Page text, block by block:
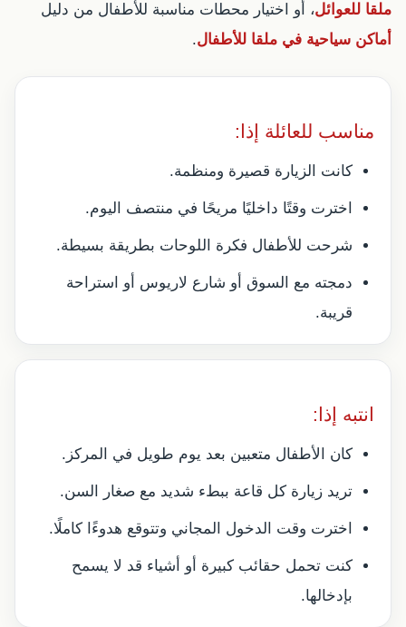
ملقا للعوائل، أو اختيار محطات مناسبة للأطفال من دليل
أماكن سياحية في ملقا للأطفال.
مناسب للعائلة إذا:
كانت الزيارة قصيرة ومنظمة.
اخترت وقتًا داخليًا مريحًا في منتصف اليوم.
شرحت للأطفال فكرة اللوحات بطريقة بسيطة.
دمجته مع السوق أو شارع لاريوس أو استراحة
قريبة.
انتبه إذا:
كان الأطفال متعبين بعد يوم طويل في المركز.
تريد زيارة كل قاعة ببطء شديد مع صغار السن.
اخترت وقت الدخول المجاني وتتوقع هدوءًا كاملًا.
كنت تحمل حقائب كبيرة أو أشياء قد لا يسمح
بإدخالها.